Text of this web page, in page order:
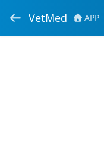
VetMed APP